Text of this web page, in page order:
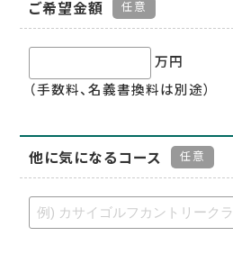
ご希望金額 任意
万円
（手数料、名義書換料は別途）
他に気になるコース 任意